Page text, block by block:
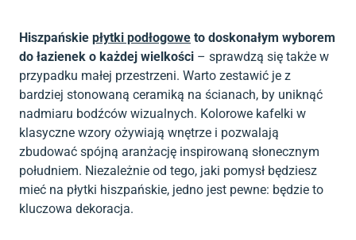
Hiszpańskie płytki podłogowe to doskonałym wyborem
do łazienek o każdej wielkości – sprawdzą się także w
przypadku małej przestrzeni. Warto zestawić je z
bardziej stonowaną ceramiką na ścianach, by uniknąć
nadmiaru bodźców wizualnych. Kolorowe kafelki w
klasyczne wzory ożywiają wnętrze i pozwalają
zbudować spójną aranżację inspirowaną słonecznym
południem. Niezależnie od tego, jaki pomysł będziesz
mieć na płytki hiszpańskie, jedno jest pewne: będzie to
kluczowa dekoracja.